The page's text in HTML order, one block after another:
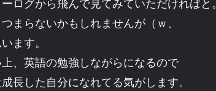
まらないかもしれませんが（ｗ、
ます。
、英語の勉強しながらになるので
長した自分になれてる気がします。